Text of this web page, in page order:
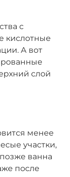
с
кислотные
А вот
слой
менее
участки,
ванна
после